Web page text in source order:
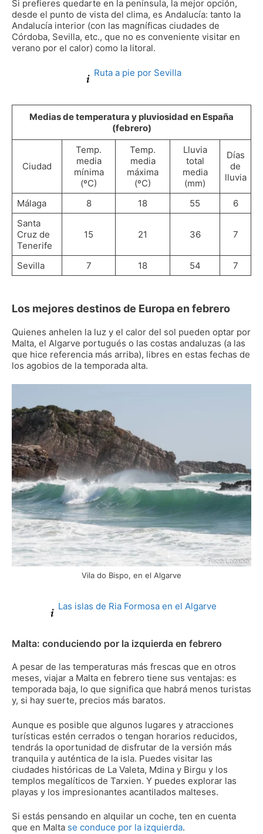
Si prefieres quedarte en la península, la mejor opción,
desde el punto de vista del clima, es Andalucía: tanto la
Andalucía interior (con las magníficas ciudades de
Córdoba, Sevilla, etc., que no es conveniente visitar en
verano por el calor) como la litoral.
Ruta a pie por Sevilla
Medias de temperatura y pluviosidad en España
(febrero)
Ciudad
Temp.
media
mínima
(ºC)
Temp.
media
máxima
(ºC)
Lluvia
total
media
(mm)
Días
de
lluvia
Málaga 8 18 55
6
Santa
Cruz de
Tenerife
15 21 36 7
Sevilla 7 18 54 7
Los mejores destinos de Europa en febrero
Quienes anhelen la luz y el calor del sol pueden optar por
Malta, el Algarve portugués o las costas andaluzas (a las
que hice referencia más arriba), libres en estas fechas de
los agobios de la temporada alta.
Vila do Bispo, en el Algarve
Las islas de Ria Formosa en el Algarve
Malta: conduciendo por la izquierda en febrero
A pesar de las temperaturas más frescas que en otros
meses, viajar a Malta en febrero tiene sus ventajas: es
temporada baja, lo que significa que habrá menos turistas
y, si hay suerte, precios más baratos.
Aunque es posible que algunos lugares y atracciones
turísticas estén cerrados o tengan horarios reducidos,
tendrás la oportunidad de disfrutar de la versión más
tranquila y auténtica de la isla. Puedes visitar las
ciudades históricas de La Valeta, Mdina y Birgu y los
templos megalíticos de Tarxien. Y puedes explorar las
playas y los impresionantes acantilados malteses.
Si estás pensando en alquilar un coche, ten en cuenta
que en Malta se conduce por la izquierda.